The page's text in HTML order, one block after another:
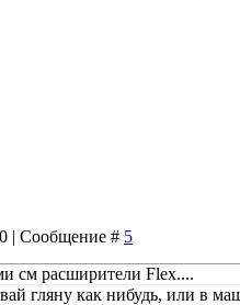
| Сообщение # 5
см расширители Flex....
гляну как нибудь, или в